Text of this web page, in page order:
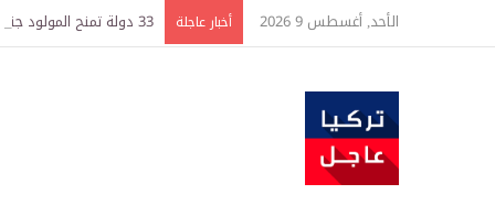
الأحد, أغسطس 9 2026 أخبار عاجلة 33 دولة تمنح المولود جنسيتها فورًا.. ما قصة «حق الأرض» وهل يستفيد الوالدان؟